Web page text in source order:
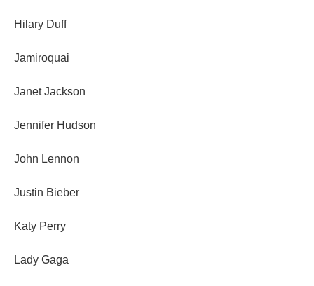
Hilary Duff
Jamiroquai
Janet Jackson
Jennifer Hudson
John Lennon
Justin Bieber
Katy Perry
Lady Gaga